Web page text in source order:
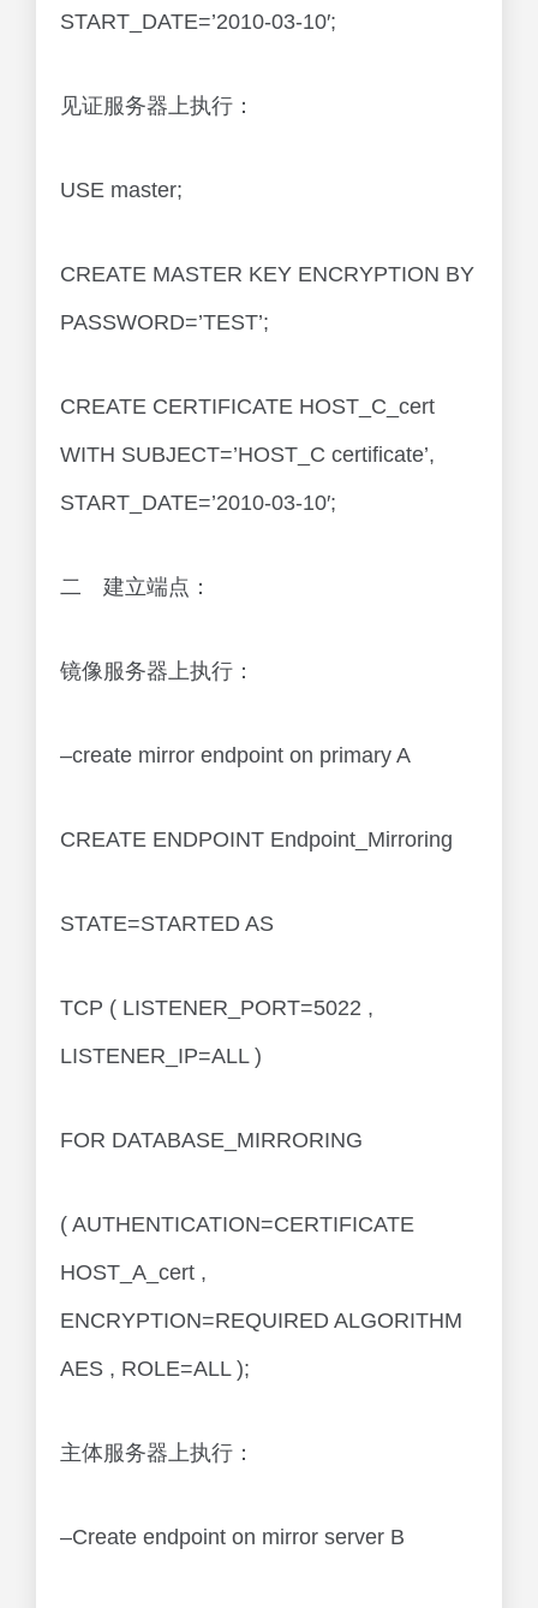
START_DATE=’2010-03-10′;
见证服务器上执行：
USE master;
CREATE MASTER KEY ENCRYPTION BY
PASSWORD=’TEST’;
CREATE CERTIFICATE HOST_C_cert
WITH SUBJECT=’HOST_C certificate’,
START_DATE=’2010-03-10′;
二 建立端点：
镜像服务器上执行：
–create mirror endpoint on primary A
CREATE ENDPOINT Endpoint_Mirroring
STATE=STARTED AS
TCP ( LISTENER_PORT=5022 ,
LISTENER_IP=ALL )
FOR DATABASE_MIRRORING
( AUTHENTICATION=CERTIFICATE
HOST_A_cert ,
ENCRYPTION=REQUIRED ALGORITHM
AES , ROLE=ALL );
主体服务器上执行：
–Create endpoint on mirror server B